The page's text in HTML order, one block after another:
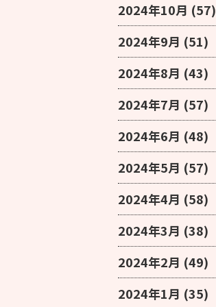
2024年10月 (57)
2024年9月 (51)
2024年8月 (43)
2024年7月 (57)
2024年6月 (48)
2024年5月 (57)
2024年4月 (58)
2024年3月 (38)
2024年2月 (49)
2024年1月 (35)